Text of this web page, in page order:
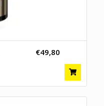
€49,80